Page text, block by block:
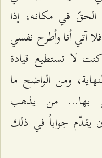
في مكانه، إذا
آتي أنا وأطرح نفسي
لا تستطيع قيادة
ومن الواضح ما
بها... من يذهب
يقدّم جواباً في ذلك